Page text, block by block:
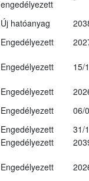
engedélyezett
Új hatóanyag
Engedélyezett
Engedélyezett 15/
Engedélyezett
Engedélyezett
06/
Engedélyezett
31/
Engedélyezett
Engedélyezett